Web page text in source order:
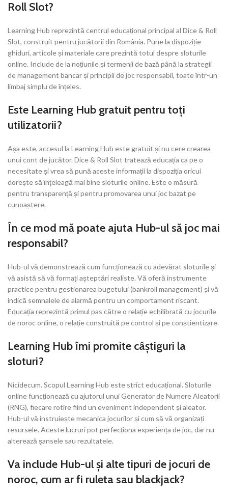
Roll Slot?
Learning Hub reprezintă centrul educațional principal al Dice & Roll
Slot, construit pentru jucătorii din România. Pune la dispoziție
ghiduri, articole și materiale care prezintă totul despre sloturile
online. Include de la noțiunile și termenii de bază până la strategii
de management bancar și principii de joc responsabil, toate într-un
limbaj simplu de înțeles.
Este Learning Hub gratuit pentru toți
utilizatorii?
Așa este, accesul la Learning Hub este gratuit și nu cere crearea
unui cont de jucător. Dice & Roll Slot tratează educația ca pe o
necesitate și vrea să pună aceste informații la dispoziția oricui
dorește să înțeleagă mai bine sloturile online. Este o măsură
pentru transparență și pentru promovarea unui joc bazat pe
cunoaștere.
În ce mod mă poate ajuta Hub-ul să joc mai
responsabil?
Hub-ul vă demonstrează cum funcționează cu adevărat sloturile și
vă asistă să vă formați așteptări realiste. Vă oferă instrumente
practice pentru gestionarea bugetului (bankroll management) și vă
indică semnalele de alarmă pentru un comportament riscant.
Educația reprezintă primul pas către o relație echilibrată cu jocurile
de noroc online, o relație construită pe control și pe conștientizare.
Learning Hub îmi promite câștiguri la
sloturi?
Nicidecum. Scopul Learning Hub este strict educațional. Sloturile
online funcționează cu ajutorul unui Generator de Numere Aleatorii
(RNG), fiecare rotire fiind un eveniment independent și aleator.
Hub-ul vă instruiește mecanica jocurilor și cum să vă organizați
resursele. Aceste lucruri pot perfecționa experiența de joc, dar nu
alterează șansele sau rezultatele.
Va include Hub-ul și alte tipuri de jocuri de
noroc, cum ar fi ruleta sau blackjack?